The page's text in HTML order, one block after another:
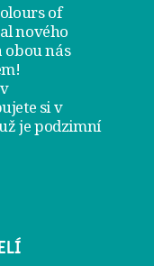
of
nového
obou nás
!
si v
jepodzimní